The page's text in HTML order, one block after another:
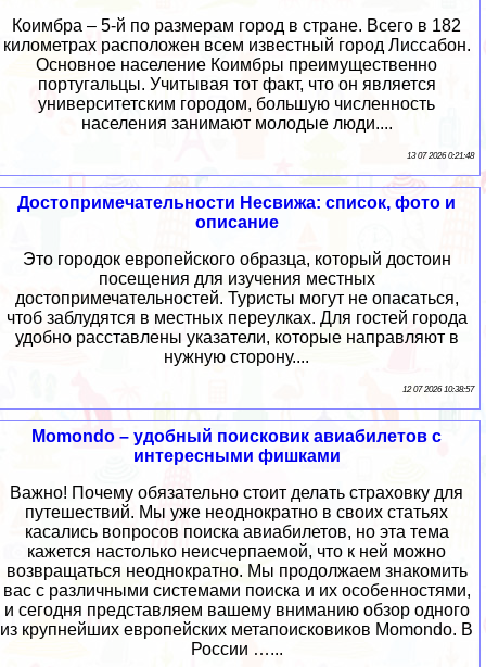
Коимбра – 5-й по размерам город в стране. Всего в 182
километрах расположен всем известный город Лиссабон.
Основное население Коимбры преимущественно
португальцы. Учитывая тот факт, что он является
университетским городом, большую численность
населения занимают молодые люди....
13 07 2026 0:21:48
Достопримечательности Несвижа: список, фото и
описание
Это городок европейского образца, который достоин
посещения для изучения местных
достопримечательностей. Туристы могут не опасаться,
чтоб заблудятся в местных переулках. Для гостей города
удобно расставлены указатели, которые направляют в
нужную сторону....
12 07 2026 10:38:57
Momondo – удобный поисковик авиабилетов с
интересными фишками
Важно! Почему обязательно стоит делать страховку для
путешествий. Мы уже неоднократно в своих статьях
касались вопросов поиска авиабилетов, но эта тема
кажется настолько неисчерпаемой, что к ней можно
возвращаться неоднократно. Мы продолжаем знакомить
вас с различными системами поиска и их особенностями,
и сегодня представляем вашему вниманию обзор одного
из крупнейших европейских метапоисковиков Momondo. В
России …...